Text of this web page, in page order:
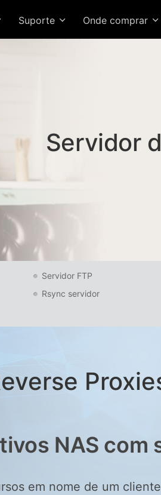
Suporte Onde comprar
Servidor
Servidor FTP
Rsync servidor
NAS com
em nome de um